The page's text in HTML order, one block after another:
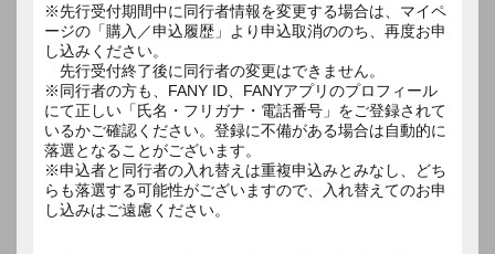
※先行受付期間中に同行者情報を変更する場合は、マイペ
ージの「購入／申込履歴」より申込取消ののち、再度お申
し込みください。
先行受付終了後に同行者の変更はできません。
※同行者の方も、FANY ID、FANYアプリのプロフィール
にて正しい「氏名・フリガナ・電話番号」をご登録されて
いるかご確認ください。登録に不備がある場合は自動的に
落選となることがございます。
※申込者と同行者の入れ替えは重複申込みとみなし、どち
らも落選する可能性がございますので、入れ替えてのお申
し込みはご遠慮ください。